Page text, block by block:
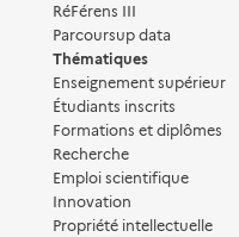
RéFérens III
Parcoursup data
Thématiques
Enseignement supérieur
Étudiants inscrits
Formations et diplômes
Recherche
Emploi scientifique
Innovation
Propriété intellectuelle